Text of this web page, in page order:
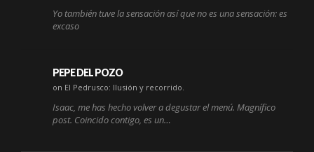
Yo también tuve la sensación así que no es una sensación: es
excaso
PEPE DEL POZO
on El Pedrusco: Ilusión y recorrido.
Isaac, me has hecho volver a degustar el menú. Magnífico
post. Coincido contigo, es un…